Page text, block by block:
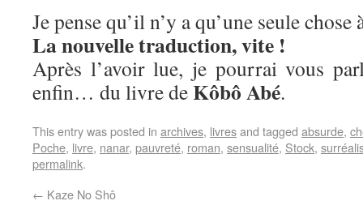
Je pense qu’il n’y a qu’une seule chose
La nouvelle traduction, vite !
Après l’avoir lue, je pourrai vous
enfin… du livre deKôbô Abé.
This entry was posted in archives, livresand tagged absurde,
Poche, livre, nanar, pauvreté, roman, sensualité, Stock,
permalink.
← Kaze No Shô